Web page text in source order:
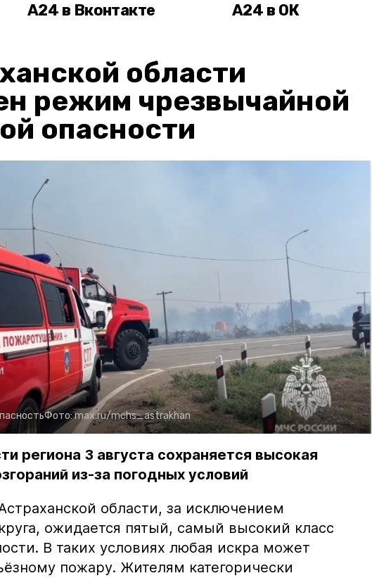
А24 в Вконтакте А24 в ОК
области
режим чрезвычайной
опасности
Фото:max.ru/mchs_astrakhan
региона 3 августа сохраняется высокая
из-за погодных условий
области, за исключением
ожидается пятый, самый высокий класс
В таких условиях любая искра может
пожару. Жителям категорически